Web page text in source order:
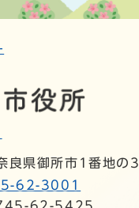
県御所市1番地の3
62-3001